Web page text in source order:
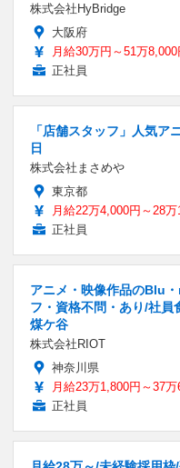
株式会社HyBridge
大阪府
月給30万円～51万8,000
正社員
「店舗スタッフ」人気
日
株式会社まさめや
東京都
月給22万4,000円～28
正社員
アニメ・映像作品のBlu
フ・資格不問・あり/社
煤ケ谷
株式会社RIOT
神奈川県
月給23万1,800円～37万
正社員